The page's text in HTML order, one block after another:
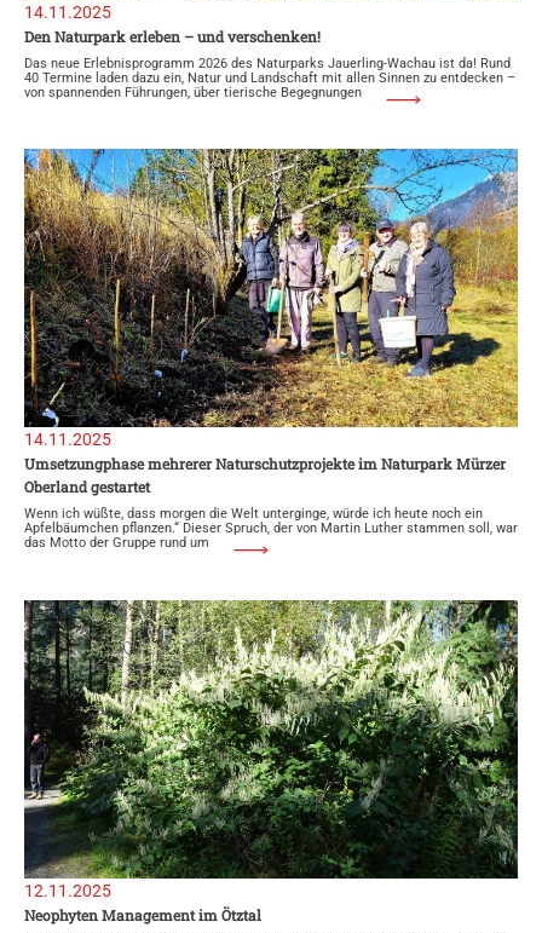
14.11.2025
Den Naturpark erleben – und verschenken!
Das neue Erlebnisprogramm 2026 des Naturparks Jauerling-Wachau ist da! Rund
40 Termine laden dazu ein, Natur und Landschaft mit allen Sinnen zu entdecken –
von spannenden Führungen, über tierische Begegnungen
14.11.2025
Umsetzungphase mehrerer Naturschutzprojekte im Naturpark Mürzer
Oberland gestartet
Wenn ich wüßte, dass morgen die Welt unterginge, würde ich heute noch ein
Apfelbäumchen pflanzen.“ Dieser Spruch, der von Martin Luther stammen soll, war
das Motto der Gruppe rund um
12.11.2025
Neophyten Management im Ötztal